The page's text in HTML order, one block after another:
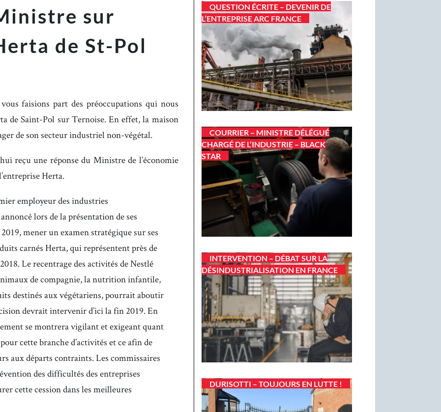
sur
de St-Pol
faisions part des préoccupations qui nous
de Saint-Pol sur Ternoise. En effet, la maison
de son secteur industriel non-végétal.
reçu une réponse du Ministre de l’économie
Herta.
employeur des industries
lors de la présentation de ses
mener un examen stratégique sur ses
carnés Herta, qui représentent près de
Le recentrage des activités de Nestlé
de compagnie, la nutrition infantile,
destinés aux végétariens, pourrait aboutir
devrait intervenir d’ici la fin 2019. En
se montrera vigilant et exigeant quant
cette branche d’activités et ce afin de
aux départs contraints. Les commissaires
des difficultés des entreprises
cette cession dans les meilleures
QUESTION ÉCRITE – DEVENIR DE
L’ENTREPRISE ARC FRANCE
COURRIER – MINISTRE DÉLÉGUÉ
CHARGÉ DE L’INDUSTRIE – BLACK
STAR
INTERVENTION – DÉBAT SUR LA
DÉSINDUSTRIALISATION EN FRANCE
DURISOTTI – TOUJOURS EN LUTTE !